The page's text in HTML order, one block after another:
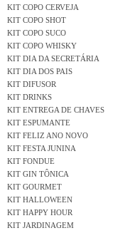
KIT COPO CERVEJA
KIT COPO SHOT
KIT COPO SUCO
KIT COPO WHISKY
KIT DIA DA SECRETÁRIA
KIT DIA DOS PAIS
KIT DIFUSOR
KIT DRINKS
KIT ENTREGA DE CHAVES
KIT ESPUMANTE
KIT FELIZ ANO NOVO
KIT FESTA JUNINA
KIT FONDUE
KIT GIN TÔNICA
KIT GOURMET
KIT HALLOWEEN
KIT HAPPY HOUR
KIT JARDINAGEM